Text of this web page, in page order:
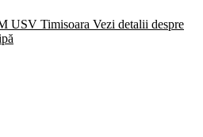
USV Timisoara Vezi detalii despre